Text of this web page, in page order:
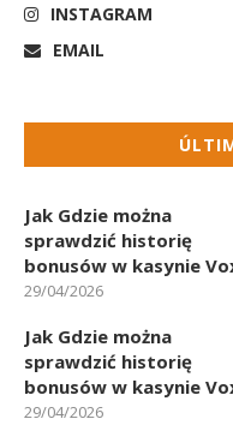
INSTAGRAM
EMAIL
Jak Gdzie można
sprawdzić historię
bonusów w kasynie
29/04/2026
Jak Gdzie można
sprawdzić historię
bonusów w kasynie
29/04/2026